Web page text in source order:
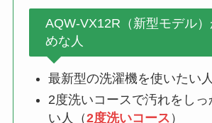
AQW-VX12R（新型モデル
めな人
最新型の洗濯機を使いたい人
2度洗いコースで汚れをしっ
い人（2度洗いコース ）